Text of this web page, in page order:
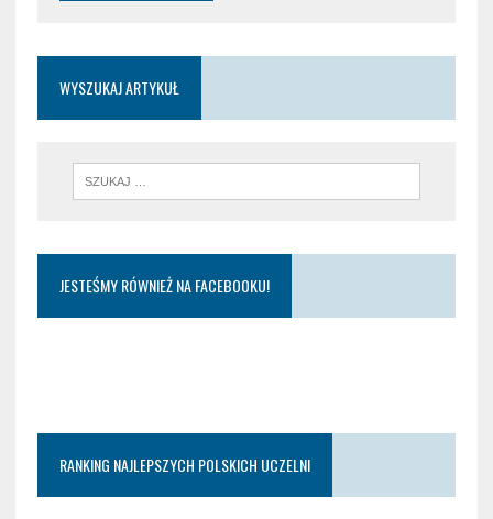
WYSZUKAJ ARTYKUŁ
JESTEŚMY RÓWNIEŻ NA FACEBOOKU!
RANKING NAJLEPSZYCH POLSKICH UCZELNI